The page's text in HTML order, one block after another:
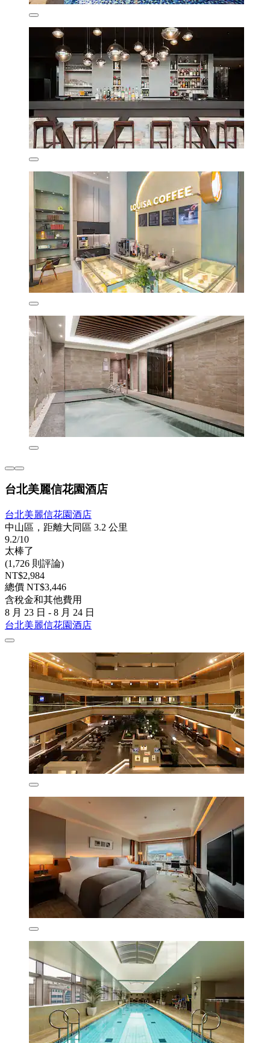
台北美麗信花園酒店
台北美麗信花園酒店
中山區，距離大同區 3.2 公里
9.2/10
太棒了
(1,726 則評論)
NT$2,984
總價 NT$3,446
含稅金和其他費用
8 月 23 日 - 8 月 24 日
台北美麗信花園酒店